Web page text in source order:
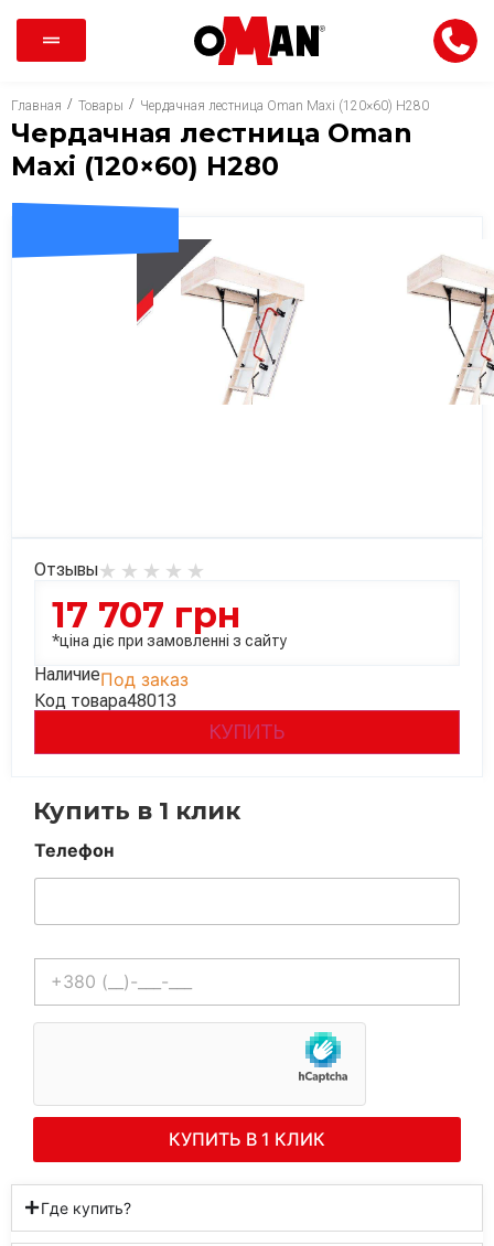
Главная / Товары / Чердачная лестница Oman Maxi (120×60) H280
Чердачная лестница Oman
Maxi (120×60) H280
ДОСТАВКА 0 ГРН
Отзывы
17 707 грн
*ціна діє при замовленні з сайту
НаличиеПод заказ
Код товара48013
КУПИТЬ
Купить в 1 клик
Телефон
Телефон*
КУПИТЬ В 1 КЛИК
Где купить?